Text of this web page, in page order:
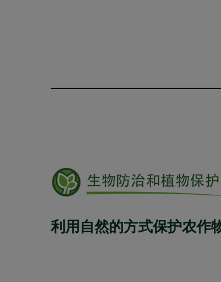
利用自然的方式保护农作